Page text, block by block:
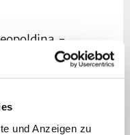
und Anzeigen zu
-
-